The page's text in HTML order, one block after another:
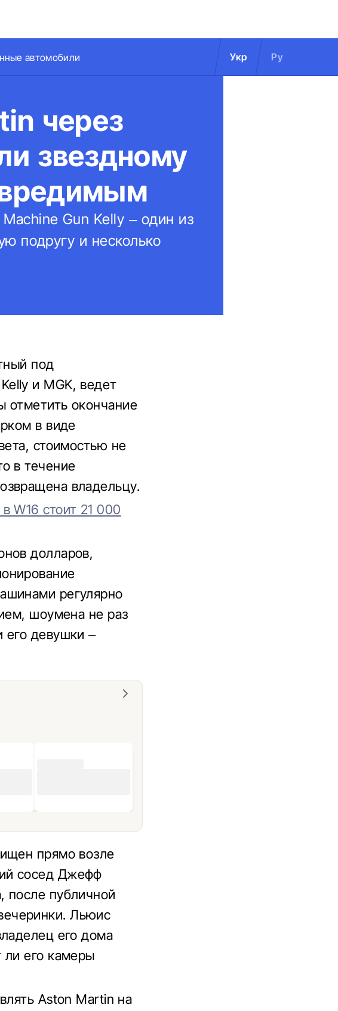
автомобили Укр Ру
через
звездному
Gun Kelly – один из
подругу и несколько
под
и MGK, ведет
отметить окончание
в виде
стоимостью не
в течение
владельцу.
W16 стоит 21 000
долларов,
регулярно
шоумена не раз
его девушки –
прямо возле
сосед Джефф
после публичной
Льюис
его дома
ли его камеры
Aston Martin на